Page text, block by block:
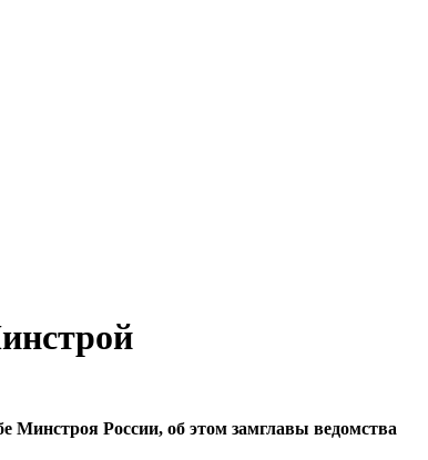
Минстроя России, об этом замглавы ведомства